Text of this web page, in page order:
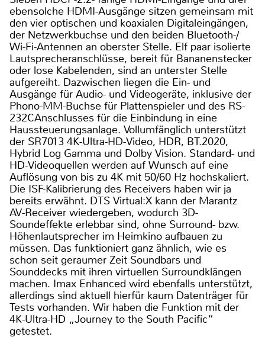
ebensolche HDMI-Ausgänge sitzen gemeinsam mit
den vier optischen und koaxialen Digitaleingängen,
der Netzwerkbuchse und den beiden Bluetooth-/
Wi-Fi-Antennen an oberster Stelle. Elf paar isolierte
Lautsprecheranschlüsse, bereit für Bananenstecker
oder lose Kabelenden, sind an unterster Stelle
aufgereiht. Dazwischen liegen die Ein- und
Ausgänge für Audio- und Videogeräte, inklusive der
Phono-MM-Buchse für Plattenspieler und des RS-
232CAnschlusses für die Einbindung in eine
Haussteuerungsanlage. Vollumfänglich unterstützt
der SR7013 4K-Ultra-HD-Video, HDR, BT.2020,
Hybrid Log Gamma und Dolby Vision. Standard- und
HD-Videoquellen werden auf Wunsch auf eine
Auflösung von bis zu 4K mit 50/60 Hz hochskaliert.
Die ISF-Kalibrierung des Receivers haben wir ja
bereits erwähnt. DTS Virtual:X kann der Marantz
AV-Receiver wiedergeben, wodurch 3D-
Soundeffekte erlebbar sind, ohne Surround- bzw.
Höhenlautsprecher im Heimkino aufbauen zu
müssen. Das funktioniert ganz ähnlich, wie es
schon seit geraumer Zeit Soundbars und
Sounddecks mit ihren virtuellen Surroundklängen
machen. Imax Enhanced wird ebenfalls unterstützt,
allerdings sind aktuell hierfür kaum Datenträger für
Tests vorhanden. Wir haben die Funktion mit der
4K-Ultra-HD „Journey to the South Pacific“
getestet.